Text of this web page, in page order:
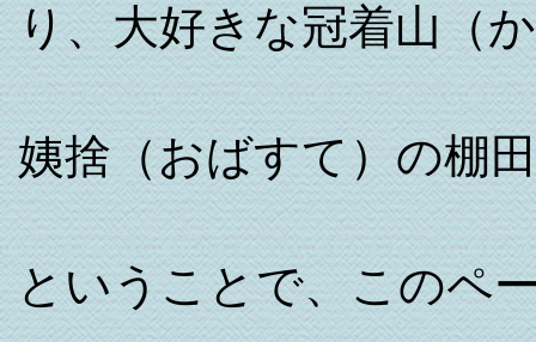
り、大好きな冠着山（
姨捨（おばすて）の棚
ということで、このペ